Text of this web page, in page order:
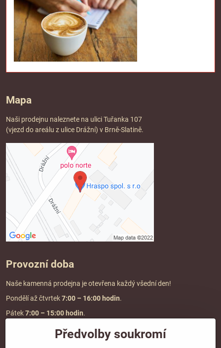
Mapa
Naši prodejnu naleznete na ulici Tuřanka 107
(vjezd do areálu z ulice Drážní) v Brně-Slatině.
Provozní doba
Naše kamenná prodejna je otevřena každý všední den!
Pondělí až čtvrtek7:00 – 16:00 hodin.
Pátek7:00 – 15:00 hodin.
Předvolby soukromí